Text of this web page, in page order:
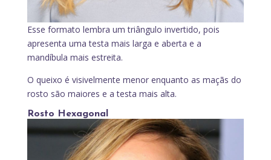
Esse formato lembra um triângulo invertido, pois
apresenta uma testa mais larga e aberta e a
mandíbula mais estreita.
O queixo é visivelmente menor enquanto as maçãs do
rosto são maiores e a testa mais alta.
Rosto Hexagonal